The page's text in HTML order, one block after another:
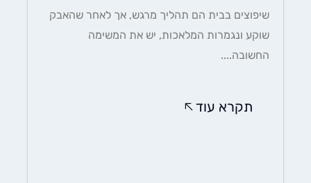
שיפוצים בבית הם תהליך מרגש, אך לאחר שהאבק
שוקע ונגמרות המלאכות, יש את המשימה
החשובה....
תקרא עוד